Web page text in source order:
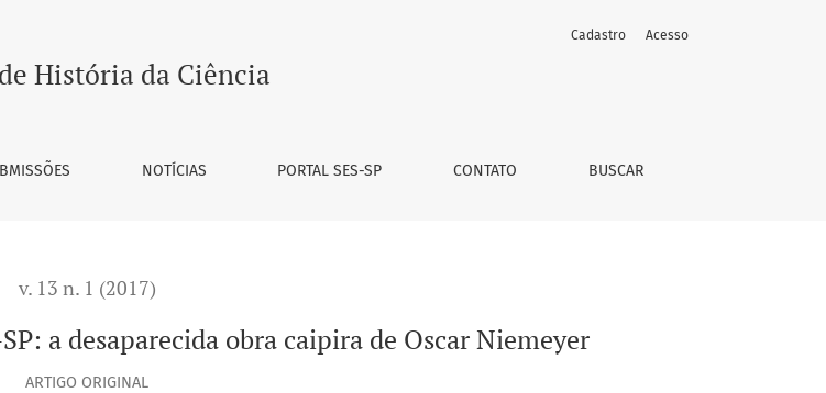
de Oscar Niemeyer
História da Ciência
NOTÍCIAS PORTAL SES-SP CONTATO BUSCAR
Cadastro Acesso
v. 13 n. 1 (2017)
a desaparecida obra caipira de Oscar Niemeyer
ARTIGO ORIGINAL